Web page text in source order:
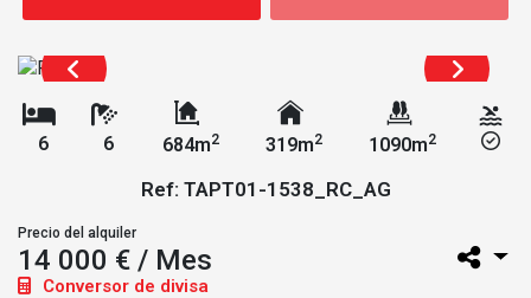
6 6 684m2 319m2 1090m2
Ref: TAPT01-1538_RC_AG
Precio del alquiler
14 000 € / Mes
Conversor de divisa